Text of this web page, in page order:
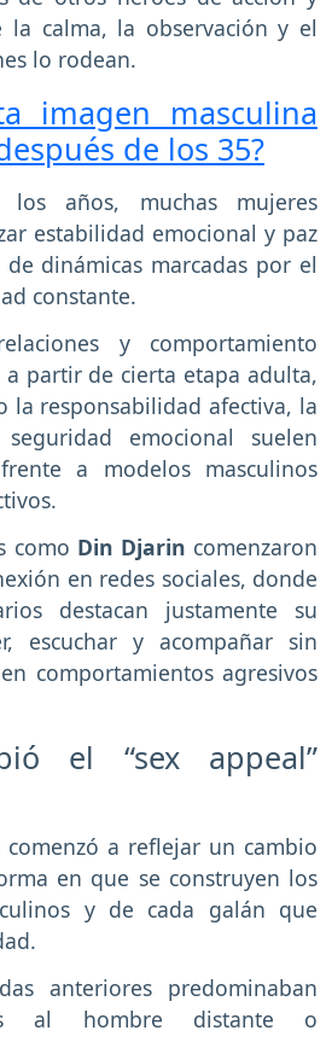
la calma, la observación y el
lo rodean.
imagen masculina
de los 35?
años, muchas mujeres
estabilidad emocional y paz
dinámicas marcadas por el
constante.
y comportamiento
a partir de cierta etapa adulta,
la responsabilidad afectiva, la
emocional suelen
a modelos masculinos
como Din Djarin comenzaron
en redes sociales, donde
destacan justamente su
escuchar y acompañar sin
comportamientos agresivos
el “sex appeal”
a reflejar un cambio
en que se construyen los
y de cada galán que
anteriores predominaban
al hombre distante o